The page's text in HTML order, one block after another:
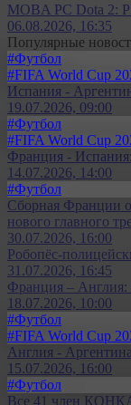
MOBA PC Dota 2:
06.08.2026, 16:35
Популярные
#Футбол
#FIFA World Cup
Испания -
19.07.2026, 09:00
#Футбол
#FIFA World Cup
Франция -
14.07.2026, 14:00
#Футбол
Сборная Франции
нового главного
30.07.2026, 16:00
Робопёс-
31.07.2026, 16:45
Франция – Англия:
18.07.2026, 10:00
#Футбол
#FIFA World Cup
Англия -
15.07.2026, 16:00
#Футбол
Все 41 член